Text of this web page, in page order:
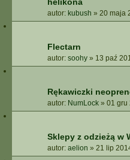
autor: kubush » 20 maja
Flectarn
autor: soohy » 13 paź
Rękawiczki
autor: NumLock » 01 gru
Sklepy z odzieżą w
autor: aelion » 21 lip